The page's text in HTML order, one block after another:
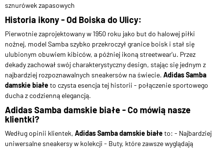
sznurówek zapasowych
Historia ikony - Od Boiska do Ulicy:
Pierwotnie zaprojektowany w 1950 roku jako but do halowej piłki
nożnej, model Samba szybko przekroczył granice boisk i stał się
ulubionym obuwiem kibiców, a później ikoną streetwear'u. Przez
dekady zachował swój charakterystyczny design, stając się jednym z
najbardziej rozpoznawalnych sneakersów na świecie. Adidas Samba
damskie białeto czysta esencja tej historii - połączenie sportowego
ducha z codzienną elegancją.
Adidas Samba damskie białe - Co mówią nasze
klientki?
Według opinii klientek, Adidas Samba damskie białeto: - Najbardziej
uniwersalne sneakersy w kolekcji - Buty, które zawsze wyglądają